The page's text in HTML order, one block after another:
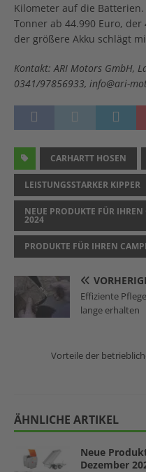
Kilometer auf die
Tonner ab 44.990 Euro, der
der größere Akku schlägt
Kontakt: ARI Motors GmbH,
0341/97856933, info@ari-
CARHARTT HOSEN
LEISTUNGSSTARKER KIPPER
NEUE PRODUKTE FÜR
2024
PRODUKTE FÜR IHREN
Effiziente
lange erhalten
Vorteile der
ÄHNLICHE ARTIKEL
Neue
Dezember